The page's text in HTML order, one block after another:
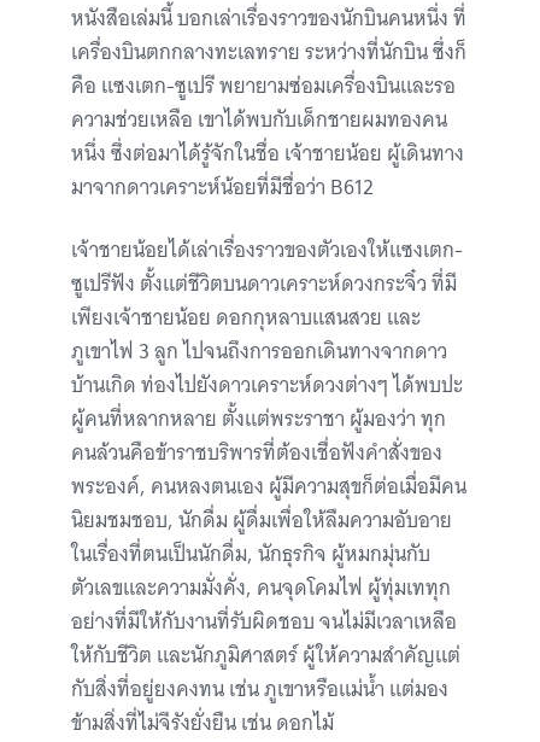
หนังสือเล่มนี้ บอกเล่าเรื่องราวของนักบินคนหนึ่ง ที่
เครื่องบินตกกลางทะเลทราย ระหว่างที่นักบิน ซึ่งก็
คือ แซงเตก-ซูเปรี พยายามซ่อมเครื่องบินและรอ
ความช่วยเหลือ เขาได้พบกับเด็กชายผมทองคน
หนึ่ง ซึ่งต่อมาได้รู้จักในชื่อ เจ้าชายน้อย ผู้เดินทาง
มาจากดาวเคราะห์น้อยที่มีชื่อว่า B612
เจ้าชายน้อยได้เล่าเรื่องราวของตัวเองให้แซงเตก-
ซูเปรีฟัง ตั้งแต่ชีวิตบนดาวเคราะห์ดวงกระจิ๋ว ที่มี
เพียงเจ้าชายน้อย ดอกกุหลาบแสนสวย และ
ภูเขาไฟ 3 ลูก ไปจนถึงการออกเดินทางจากดาว
บ้านเกิด ท่องไปยังดาวเคราะห์ดวงต่างๆ ได้พบปะ
ผู้คนที่หลากหลาย ตั้งแต่พระราชา ผู้มองว่า ทุก
คนล้วนคือข้าราชบริพารที่ต้องเชื่อฟังคำสั่งของ
พระองค์, คนหลงตนเอง ผู้มีความสุขก็ต่อเมื่อมีคน
นิยมชมชอบ, นักดื่ม ผู้ดื่มเพื่อให้ลืมความอับอาย
ในเรื่องที่ตนเป็นนักดื่ม, นักธุรกิจ ผู้หมกมุ่นกับ
ตัวเลขและความมั่งคั่ง, คนจุดโคมไฟ ผู้ทุ่มเททุก
อย่างที่มีให้กับงานที่รับผิดชอบ จนไม่มีเวลาเหลือ
ให้กับชีวิต และนักภูมิศาสตร์ ผู้ให้ความสำคัญแต่
กับสิ่งที่อยู่ยงคงทน เช่น ภูเขาหรือแม่น้ำ แต่มอง
ข้ามสิ่งที่ไม่จีรังยั่งยืน เช่น ดอกไม้